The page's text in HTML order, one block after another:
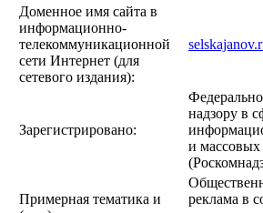
Доменное имя сайта в
информационно-
телекоммуникационной
сети Интернет (для
сетевого издания):
Зарегистрировано:
надзору в
и
Примерная тематика и
реклама в